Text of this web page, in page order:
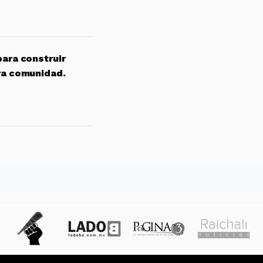
construir
comunidad.